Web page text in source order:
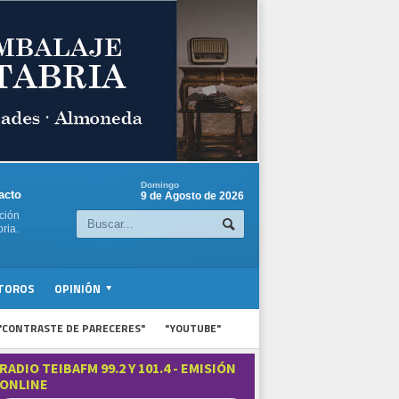
Domingo
9 de Agosto de 2026
OPINIÓN
DE PARECERES" "YOUTUBE"
RADIO TEIBAFM 99.2 Y 101.4 - EMISIÓN
ONLINE